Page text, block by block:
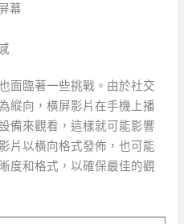
幕
面臨著一些挑戰。由於社交
縱向，橫屏影片在手機上播
備來觀看，這樣就可能影響
片以橫向格式發佈，也可能
度和格式，以確保最佳的觀